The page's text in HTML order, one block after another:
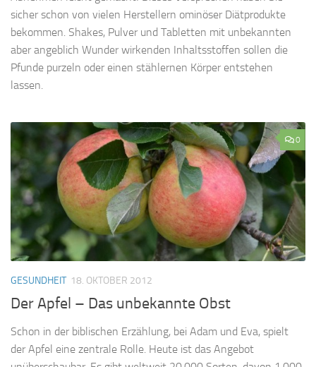
sicher schon von vielen Herstellern ominöser Diätprodukte
bekommen. Shakes, Pulver und Tabletten mit unbekannten
aber angeblich Wunder wirkenden Inhaltsstoffen sollen die
Pfunde purzeln oder einen stählernen Körper entstehen
lassen.
0
GESUNDHEIT 18. OKTOBER 2012
Der Apfel – Das unbekannte Obst
Schon in der biblischen Erzählung, bei Adam und Eva, spielt
der Apfel eine zentrale Rolle. Heute ist das Angebot